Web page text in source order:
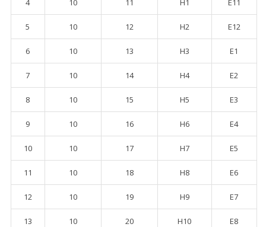
4 10 11 H1 E11
5 10 12 H2 E12
6 10 13 H3 E1
7 10 14 H4 E2
8 10 15 H5 E3
9 10 16 H6 E4
10 10 17 H7 E5
11 10 18 H8 E6
12 10 19 H9 E7
13 10 20 H10 E8